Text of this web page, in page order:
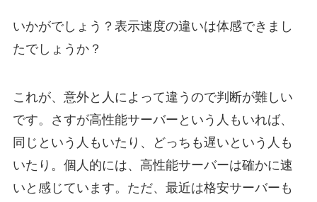
いかがでしょう？表示速度の違いは体感できまし
たでしょうか？
これが、意外と人によって違うので判断が難しい
です。さすが高性能サーバーという人もいれば、
同じという人もいたり、どっちも遅いという人も
いたり。個人的には、高性能サーバーは確かに速
いと感じています。ただ、最近は格安サーバーも